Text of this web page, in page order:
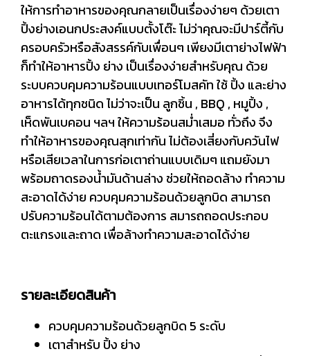
ให้การทำอาหารของคุณกลายเป็นเรื่องง่ายๆ ด้วยเตา
ปิ้งย่างเอนกประสงค์แบบตั้งโต๊ะ ไม่ว่าคุณจะมีปาร์ตี้กับ
ครอบครัวหรือสังสรรค์กับเพื่อนๆ เพียงมีเตาย่างไฟฟ้า
ก็ทำให้อาหารปิ้ง ย่าง เป็นเรื่องง่ายสำหรับคุณ ด้วย
ระบบควบคุมความร้อนแบบเทอร์โมสคัท ใช้ ปิ้ง และย่าง
อาหารได้ทุกชนิด ไม่ว่าจะเป็น ลูกชิ้น , BBQ , หมูปิ้ง ,
เห็ดพันเบคอน ฯลฯ ให้ความร้อนสม่ำเสมอ ทั่วถึง จึง
ทำให้อาหารของคุณสุกเท่ากัน ไม่ต้องเสี่ยงกับควันไฟ
หรือเสียเวลาในการก่อเตาถ่านแบบเดิมๆ แถมยังมา
พร้อมถาดรองน้ำมันด้านล่าง ช่วยให้ถอดล้าง ทำความ
สะอาดได้ง่าย ควบคุมความร้อนด้วยลูกบิด สามารถ
ปรับความร้อนได้ตามต้องการ สมารถถอดประกอบ
ตะแกรงและถาด เพื่อล้างทำความสะอาดได้ง่าย
รายละเอียดสินค้า
ควบคุมความร้อนด้วยลูกบิด 5 ระดับ
เตาสำหรับ ปิ้ง ย่าง